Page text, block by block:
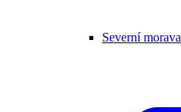
Severní morava